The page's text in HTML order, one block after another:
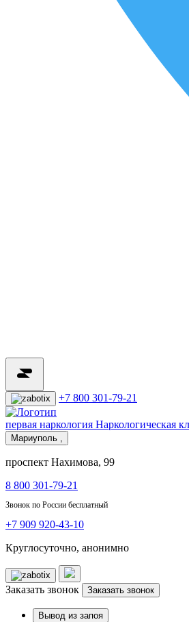
+7 800 301-79-21
первая наркология Наркологическая
Мариуполь ,
проспект Нахимова, 99
8 800 301-79-21
Звонок по России бесплатный
+7 909 920-43-10
Круглосуточно, анонимно
Заказать звонок Заказать звонок
Вывод из запоя